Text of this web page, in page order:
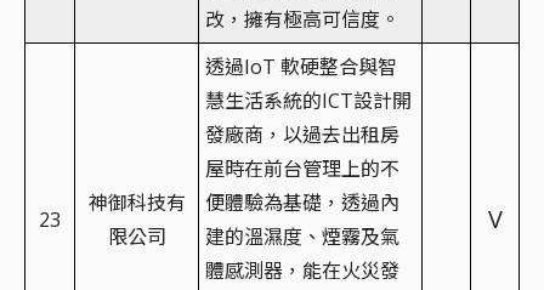
改，擁有極高可信度。
23
神御科技有
限公司
透過IoT 軟硬整合與智
慧生活系統的ICT設計開
發廠商，以過去出租房
屋時在前台管理上的不
便體驗為基礎，透過內
建的溫濕度、煙霧及氣
體感測器，能在火災發
V